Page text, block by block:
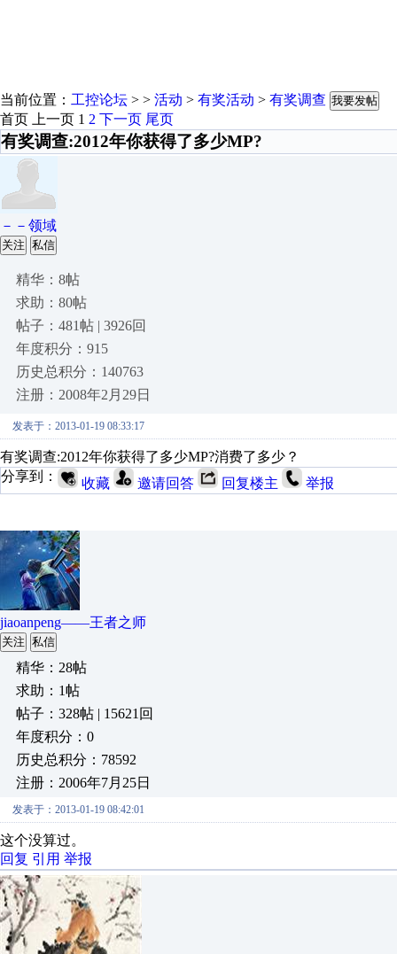
当前位置： 工控论坛 > > 活动 > 有奖活动 > 有奖调查 我要发帖
首页 上一页 1 2 下一页 尾页
有奖调查:2012年你获得了多少MP?
－－领域
关注 私信
精华：8帖
求助：80帖
帖子：481帖 | 3926回
年度积分：915
历史总积分：140763
注册：2008年2月29日
发表于：2013-01-19 08:33:17
有奖调查:2012年你获得了多少MP?消费了多少？
分享到：
收藏 邀请回答 回复楼主 举报
jiaoanpeng——王者之师
关注 私信
精华：28帖
求助：1帖
帖子：328帖 | 15621回
年度积分：0
历史总积分：78592
注册：2006年7月25日
发表于：2013-01-19 08:42:01
这个没算过。
回复 引用 举报